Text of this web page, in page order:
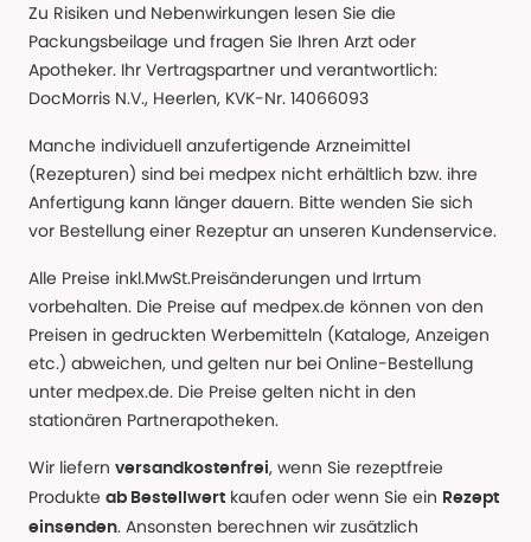
Zu Risiken und Nebenwirkungen lesen Sie die
Packungsbeilage und fragen Sie Ihren Arzt oder
Apotheker. Ihr Vertragspartner und verantwortlich:
DocMorris N.V., Heerlen, KVK-Nr. 14066093
Manche individuell anzufertigende Arzneimittel
(Rezepturen) sind bei medpex nicht erhältlich bzw. ihre
Anfertigung kann länger dauern. Bitte wenden Sie sich
vor Bestellung einer Rezeptur an unseren Kundenservice.
Alle Preise inkl.MwSt.Preisänderungen und Irrtum
vorbehalten. Die Preise auf medpex.de können von den
Preisen in gedruckten Werbemitteln (Kataloge, Anzeigen
etc.) abweichen, und gelten nur bei Online-Bestellung
unter medpex.de. Die Preise gelten nicht in den
stationären Partnerapotheken.
Wir liefern versandkostenfrei, wenn Sie rezeptfreie
Produkte ab Bestellwert kaufen oder wenn Sie ein Rezept
einsenden. Ansonsten berechnen wir zusätzlich